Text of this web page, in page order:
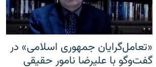
«تعامل‌گرایان جمهوری اسلامی» در
گفت‌وگو با علیرضا نامور حقیقی